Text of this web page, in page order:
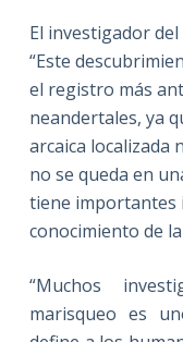
El investigador del
“Este
el registro más
neandertales, ya
arcaica localizada
no se queda en
tiene importantes
conocimiento de
“Muchos
marisqueo es